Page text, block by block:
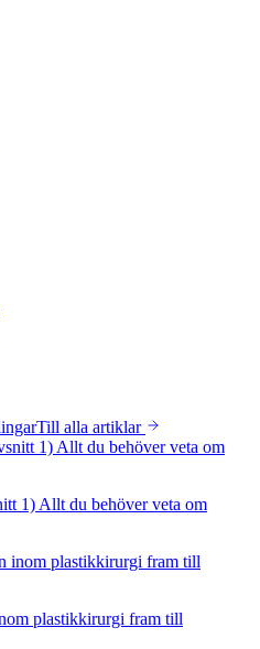
Till alla artiklar
1) Allt du behöver veta om
plastikkirurgi fram till